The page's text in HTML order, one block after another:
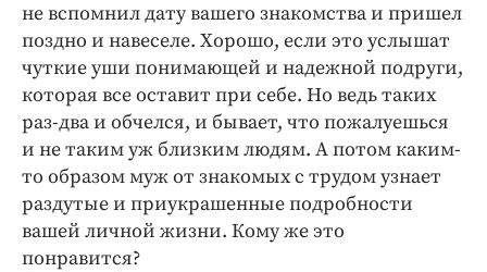
не вспомнил дату вашего знакомства и пришел
поздно и навеселе. Хорошо, если это услышат
чуткие уши понимающей и надежной подруги,
которая все оставит при себе. Но ведь таких
раз-два и обчелся, и бывает, что пожалуешься
и не таким уж близким людям. А потом каким-
то образом муж от знакомых с трудом узнает
раздутые и приукрашенные подробности
вашей личной жизни. Кому же это
понравится?